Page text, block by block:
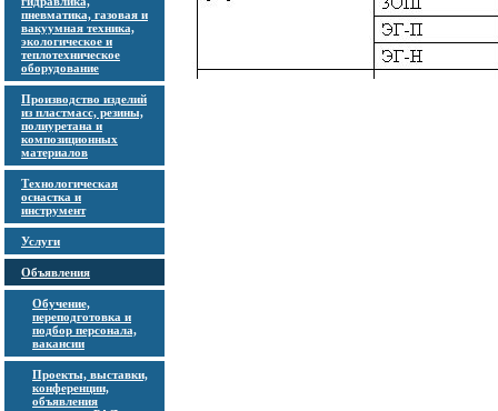
пневматика, газовая и
вакуумная техника,
экологическое и
теплотехническое
оборудование
Производство изделий
из пластмасс, резины,
полиуретана и
композиционных
материалов
Технологическая
оснастка и
инструмент
Услуги
Объявления
Обучение,
переподготовка и
подбор персонала,
вакансии
Проекты, выставки,
конференции,
объявления